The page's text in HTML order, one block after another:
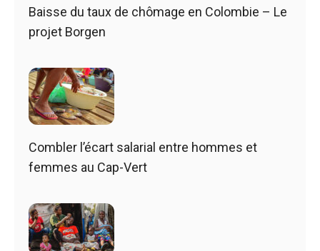
Baisse du taux de chômage en Colombie – Le
projet Borgen
Combler l’écart salarial entre hommes et
femmes au Cap-Vert